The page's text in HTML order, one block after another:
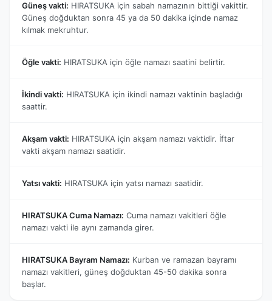
Güneş vakti: HIRATSUKA için sabah namazının bittiği vakittir.
Güneş doğduktan sonra 45 ya da 50 dakika içinde namaz
kılmak mekruhtur.
Öğle vakti: HIRATSUKA için öğle namazı saatini belirtir.
İkindi vakti: HIRATSUKA için ikindi namazı vaktinin başladığı
saattir.
Akşam vakti: HIRATSUKA için akşam namazı vaktidir. İftar
vakti akşam namazı saatidir.
Yatsı vakti: HIRATSUKA için yatsı namazı saatidir.
HIRATSUKA Cuma Namazı: Cuma namazı vakitleri öğle
namazı vakti ile aynı zamanda girer.
HIRATSUKA Bayram Namazı: Kurban ve ramazan bayramı
namazı vakitleri, güneş doğduktan 45-50 dakika sonra
başlar.